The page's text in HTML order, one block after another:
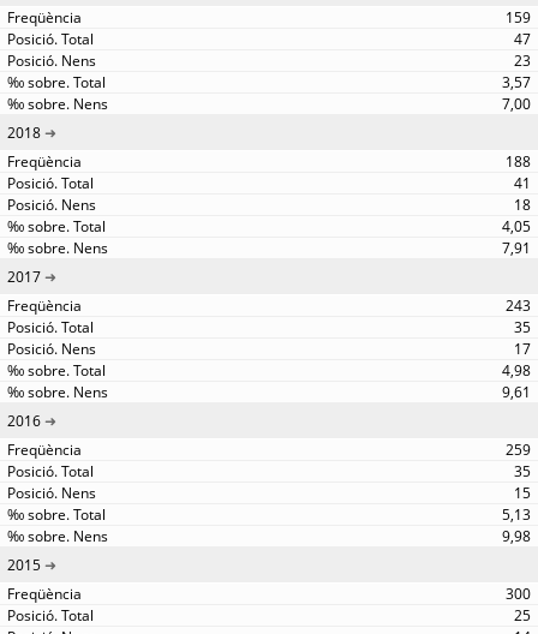
159
47
23
3,57
7,00
2018
188
41
18
4,05
7,91
2017
243
35
17
4,98
9,61
2016
259
35
15
5,13
9,98
2015
300
25